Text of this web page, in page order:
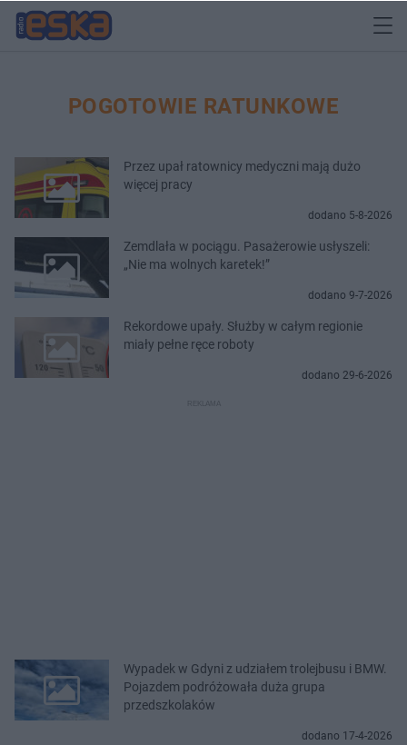
POGOTOWIE RATUNKOWE
Przez upał ratownicy medyczni mają dużo
więcej pracy
dodano 5-8-2026
Zemdlała w pociągu. Pasażerowie usłyszeli:
„Nie ma wolnych karetek!”
dodano 9-7-2026
Rekordowe upały. Służby w całym regionie
miały pełne ręce roboty
dodano 29-6-2026
Wypadek w Gdyni z udziałem trolejbusu i BMW.
Pojazdem podróżowała duża grupa
przedszkolaków
dodano 17-4-2026